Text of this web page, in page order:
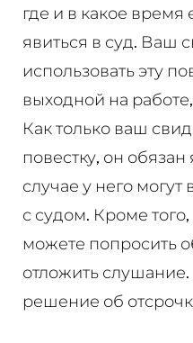
где и в какое
явиться в суд. Ваш
использовать эту
выходной на
Как только ваш
повестку, он
случае у него
с судом. Кроме
можете попросить
отложить
решение об